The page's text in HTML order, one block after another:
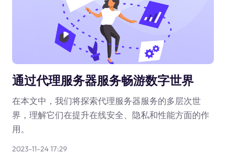
通过代理服务器服务畅游数字世界
在本文中，我们将探索代理服务器服务的多层次世
界，理解它们在提升在线安全、隐私和性能方面的作
用。
2023-11-24 17:29